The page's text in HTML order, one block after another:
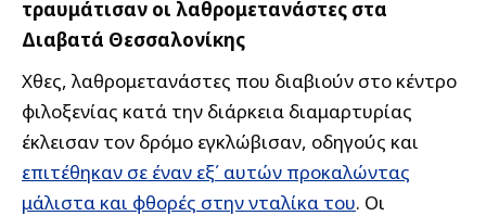
τραυμάτισαν οι λαθρομετανάστες στα
Διαβατά Θεσσαλονίκης
Χθες, λαθρομετανάστες που διαβιούν στο κέντρο
φιλοξενίας κατά την διάρκεια διαμαρτυρίας
έκλεισαν τον δρόμο εγκλώβισαν, οδηγούς και
επιτέθηκαν σε έναν εξ΄ αυτών προκαλώντας
μάλιστα και φθορές στην νταλίκα του. Οι